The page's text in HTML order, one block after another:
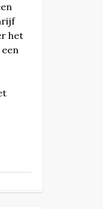
het
een